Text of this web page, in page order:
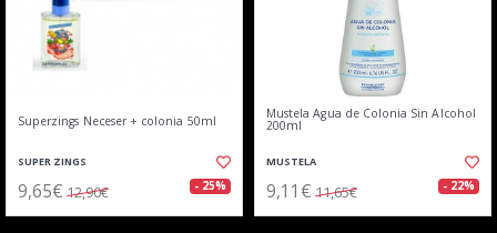
Superzings Neceser + colonia 50ml
SUPER ZINGS
9,65€ 12,90€ - 25%
Mustela Agua de Colonia Sin Alcohol
200ml
MUSTELA
9,11€ 11,65€ - 22%